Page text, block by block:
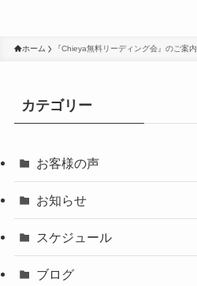
ホーム 『Chieya無料リーディング会』のご案内
カテゴリー
お客様の声
お知らせ
スケジュール
ブログ